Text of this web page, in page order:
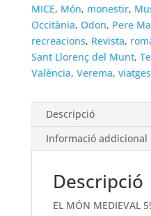
MICE, Món, monestir,
Occitània, Odon, Pere
recreacions, Revista,
Sant Llorenç del Munt,
València, Verema, viatges
Descripció
Informació addicional
Descripció
EL MÓN MEDIEVAL